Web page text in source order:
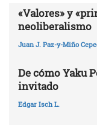
«Valores» y
neoliberalismo
Juan J. Paz-y-Miño
De cómo Yaku
invitado
Edgar Isch L.